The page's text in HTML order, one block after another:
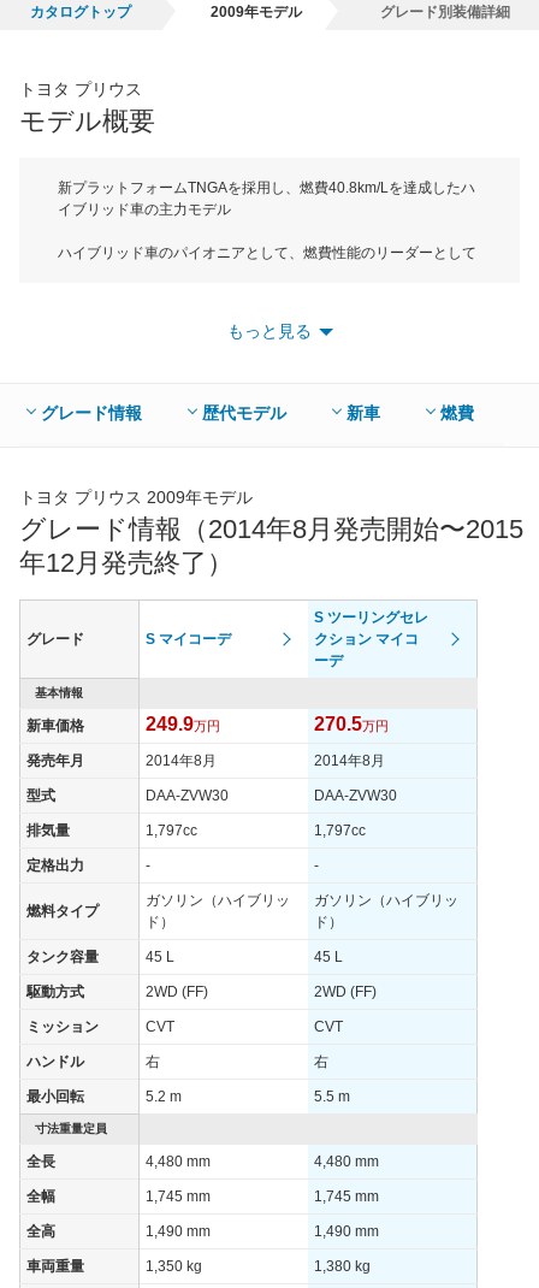
*当該価格は車種別の価格となります。
カタログトップ 2009年モデル グレード別装備詳細
トヨタ プリウス
モデル概要
新プラットフォームTNGAを採用し、燃費40.8km/Lを達成したハ
イブリッド車の主力モデル
ハイブリッド車のパイオニアとして、燃費性能のリーダーとして
Dセグメントに属する５ドアハッチバックだ。新型プリウスは
となる。また、リアにダブルウィッシュボーンサスペンションを
採用するなど、燃費性能だけでなく、走りも磨きを掛けた。パワ
に高めたエンジンをはじめ、モーターや駆動用バッテリーなどシ
ステム全体で小型、軽量化を実現し、さらに約20％ロスを低減さ
せたことで、JC08モード燃費で40.8km/L（Eグレード）を達成し
た。駆動方式は従来のFF車に加えて、電気式4WD駆動方式を採
用したE-Fourをプリウスシリーズとして初めて採用した。安全装
備は歩行者検知機能付衝突回避支援型プリクラッシュセーフテ
ィ、全車速追従機能付のレーダークルーズをはじめ、４つの先進
安全機能をセットにした衝突回避支援パッケージ「トヨタセーフ
ティセンスP」を一部のグレードに標準装備しているほか、ITS専
用周波数を使用した路車間、車車間通信を活用した運転支援シス
る。グレードは低燃費を追求したEとS、AそしてAプレミアムの
４種類で、SとAプレミアムには大径アルミホイールを装着したツ
ーリングセレクションそして4WD車が設定される。売れ筋は安全
装備が標準で装備されているAの2WD車だ。
もっと見る
グレード情報 歴代モデル 新車 燃費
トヨタ プリウス 2009年モデル
グレード情報（2014年8月発売開始〜2015
年12月発売終了）
グレード S マイコーデ
S ツーリングセレ
クション マイコ
ーデ
基本情報
新車価格 249.9万円 270.5万円
発売年月 2014年8月 2014年8月
型式 DAA-ZVW30 DAA-ZVW30
排気量 1,797cc 1,797cc
定格出力 - -
燃料タイプ
ガソリン（ハイブリッ
ド）
ガソリン（ハイブリッ
ド）
タンク容量 45 L 45 L
駆動方式 2WD (FF) 2WD (FF)
ミッション CVT CVT
ハンドル 右 右
最小回転 5.2 m 5.5 m
寸法重量定員
全長 4,480 mm 4,480 mm
全幅 1,745 mm 1,745 mm
全高 1,490 mm 1,490 mm
車両重量 1,350 kg 1,380 kg